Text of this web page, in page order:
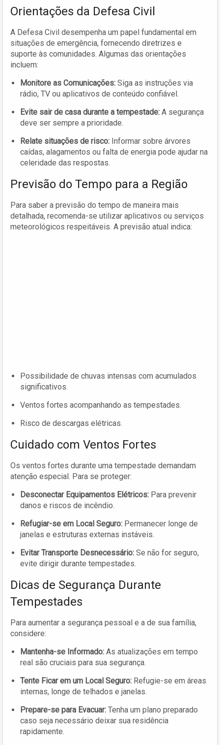
Orientações da Defesa Civil
A Defesa Civil desempenha um papel fundamental em
situações de emergência, fornecendo diretrizes e
suporte às comunidades. Algumas das orientações
incluem:
Monitore as Comunicações: Siga as instruções via
rádio, TV ou aplicativos de conteúdo confiável.
Evite sair de casa durante a tempestade: A segurança
deve ser sempre a prioridade.
Relate situações de risco: Informar sobre árvores
caídas, alagamentos ou falta de energia pode ajudar na
celeridade das respostas.
Previsão do Tempo para a Região
Para saber a previsão do tempo de maneira mais
detalhada, recomenda-se utilizar aplicativos ou serviços
meteorológicos respeitáveis. A previsão atual indica:
Possibilidade de chuvas intensas com acumulados
significativos.
Ventos fortes acompanhando as tempestades.
Risco de descargas elétricas.
Cuidado com Ventos Fortes
Os ventos fortes durante uma tempestade demandam
atenção especial. Para se proteger:
Desconectar Equipamentos Elétricos: Para prevenir
danos e riscos de incêndio.
Refugiar-se em Local Seguro: Permanecer longe de
janelas e estruturas externas instáveis.
Evitar Transporte Desnecessário: Se não for seguro,
evite dirigir durante tempestades.
Dicas de Segurança Durante
Tempestades
Para aumentar a segurança pessoal e a de sua família,
considere:
Mantenha-se Informado: As atualizações em tempo
real são cruciais para sua segurança.
Tente Ficar em um Local Seguro: Refugie-se em áreas
internas, longe de telhados e janelas.
Prepare-se para Evacuar: Tenha um plano preparado
caso seja necessário deixar sua residência
rapidamente.